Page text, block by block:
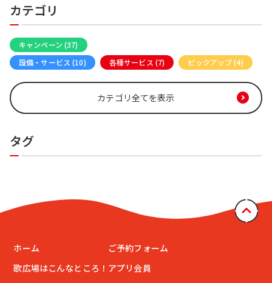
カテゴリ
キャンペーン (37)
設備・サービス (10)
各種サービス (7) ピックアップ (4)
カテゴリ全てを表示
タグ
ホーム
歌広場はこんなところ！
ご予約フォーム
アプリ会員